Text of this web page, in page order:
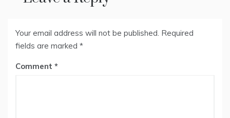
Your email address will not be published. Required
fields are marked *
Comment